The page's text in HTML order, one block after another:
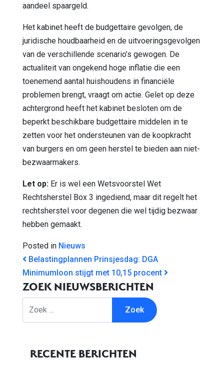
aandeel spaargeld.
Het kabinet heeft de budgettaire gevolgen, de
juridische houdbaarheid en de uitvoeringsgevolgen
van de verschillende scenario’s gewogen. De
actualiteit van ongekend hoge inflatie die een
toenemend aantal huishoudens in financiële
problemen brengt, vraagt om actie. Gelet op deze
achtergrond heeft het kabinet besloten om de
beperkt beschikbare budgettaire middelen in te
zetten voor het ondersteunen van de koopkracht
van burgers en om geen herstel te bieden aan niet-
bezwaarmakers.
Let op: Er is wel een Wetsvoorstel Wet
Rechtsherstel Box 3 ingediend, maar dit regelt het
rechtsherstel voor degenen die wel tijdig bezwaar
hebben gemaakt.
Posted in Nieuws
BERICHT NAVIGATIE
Belastingplannen Prinsjesdag: DGA
Minimumloon stijgt met 10,15 procent
ZOEK NIEUWSBERICHTEN
RECENTE BERICHTEN